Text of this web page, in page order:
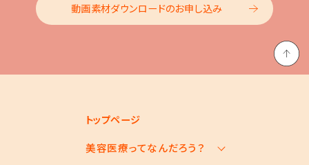
動画素材ダウンロードのお申し込み
トップページ
美容医療ってなんだろう？